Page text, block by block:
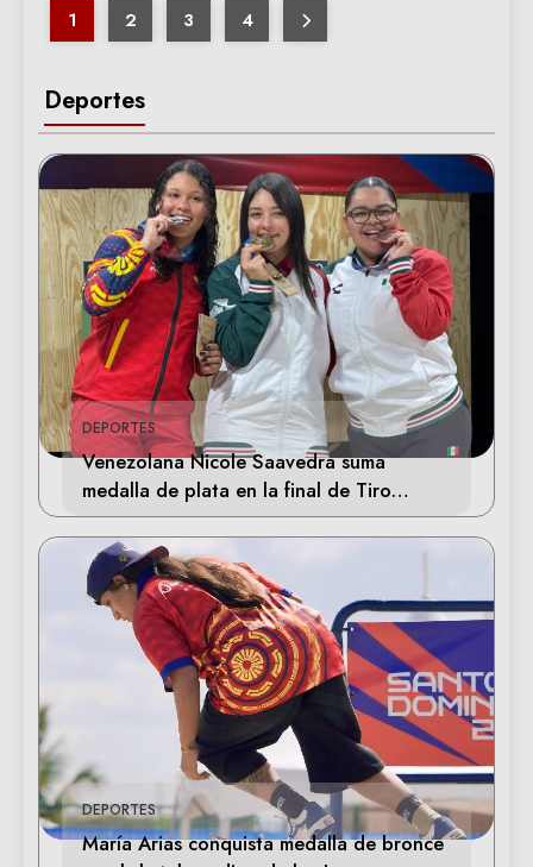
Deportes
DEPORTES
Venezolana Nicole Saavedra suma
medalla de plata en la final de Tiro
Deportivo
DEPORTES
María Arias conquista medalla de bronce
1 2 3 4